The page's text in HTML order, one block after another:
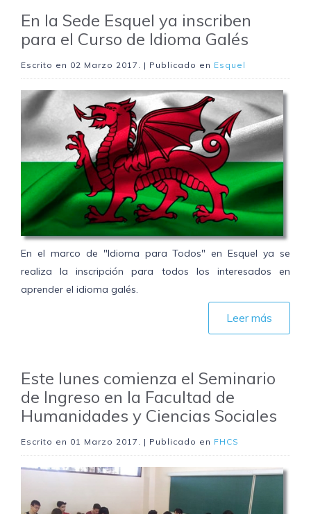
En la Sede Esquel ya inscriben
para el Curso de Idioma Galés
Escrito en 02 Marzo 2017 . | Publicado en Esquel
En el marco de "Idioma para Todos" en Esquel ya se
realiza la inscripción para todos los interesados en
aprender el idioma galés.
Leer más
Este lunes comienza el Seminario
de Ingreso en la Facultad de
Humanidades y Ciencias Sociales
Escrito en 01 Marzo 2017 . | Publicado en FHCS